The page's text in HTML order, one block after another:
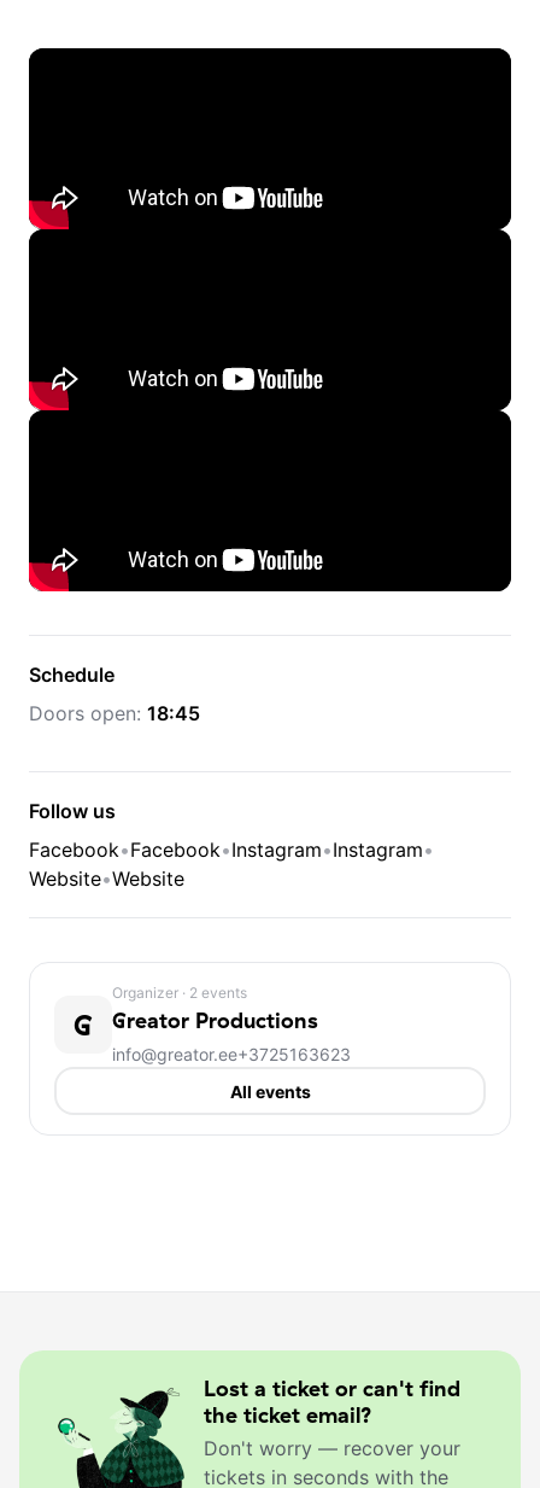
Schedule
Doors open: 18:45
Follow us
Facebook•Facebook•Instagram•Instagram•
Website•Website
G
Organizer · 2 events
Greator Productions
info@greator.ee+3725163623
All events
Lost a ticket or can't find
the ticket email?
Don't worry — recover your
tickets in seconds with the